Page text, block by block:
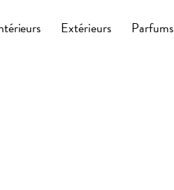
Extérieurs Parfums